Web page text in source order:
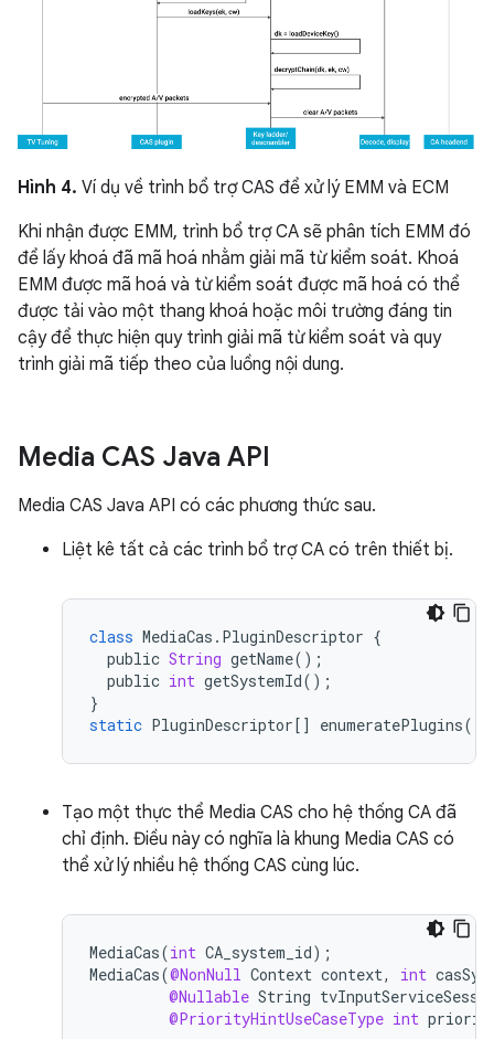
Hình 4. Ví dụ về trình bổ trợ CAS để xử lý EMM và ECM
Khi nhận được EMM, trình bổ trợ CA sẽ phân tích EMM đó
để lấy khoá đã mã hoá nhằm giải mã từ kiểm soát. Khoá
EMM được mã hoá và từ kiểm soát được mã hoá có thể
được tải vào một thang khoá hoặc môi trường đáng tin
cậy để thực hiện quy trình giải mã từ kiểm soát và quy
trình giải mã tiếp theo của luồng nội dung.
Media CAS Java API
Media CAS Java API có các phương thức sau.
Liệt kê tất cả các trình bổ trợ CA có trên thiết bị.
class MediaCas . PluginDescriptor {
public String getName();
public int getSystemId();
}
static PluginDescriptor[] enumeratePlugins();
Tạo một thực thể Media CAS cho hệ thống CA đã
chỉ định. Điều này có nghĩa là khung Media CAS có
thể xử lý nhiều hệ thống CAS cùng lúc.
MediaCas(int CA_system_id);
MediaCas(@NonNull Context context, int
@Nullable String
@PriorityHintUseCaseType int